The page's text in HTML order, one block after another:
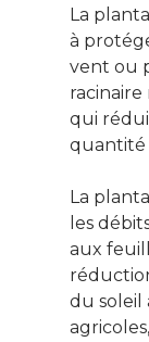
La
à
vent ou
qui
quantité
La
les
aux
du soleil